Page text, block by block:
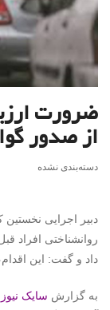
ضرورت
از صدور
دسته‌بندی نشده
دبیر اجرایی
روانشناختی افراد
داد و گفت: این
به گزارش سایک نیوز